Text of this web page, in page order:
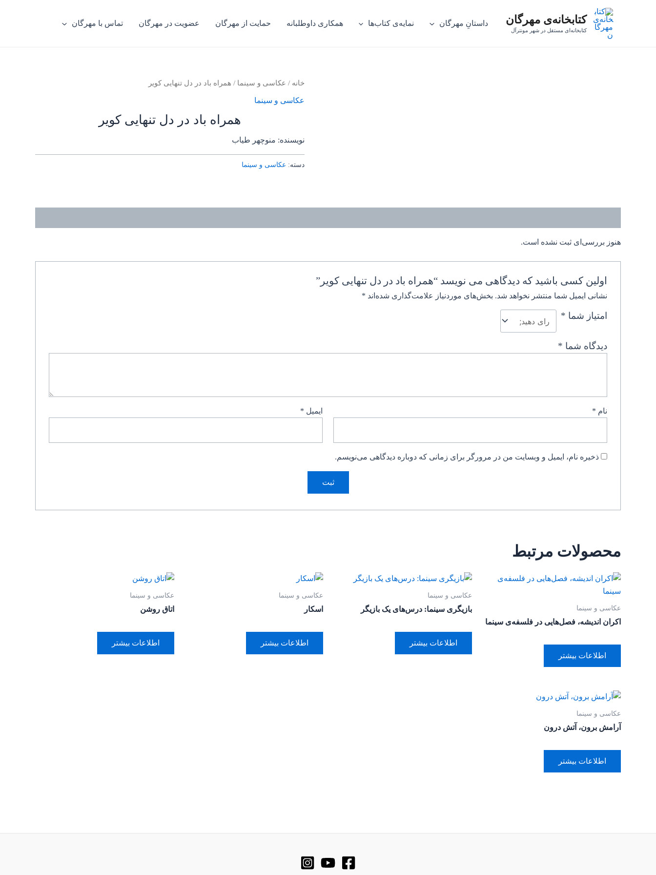
کتابخانه‌ی مهرگان
کتابخانه‌ای مستقل در شهر مونترآل
داستانِ مهرگان نمایه‌ی کتاب‌ها همکاری داوطلبانه حمایت از مهرگان عضویت در مهرگان تماس با مهرگان
خانه / عکاسی و سینما / همراه باد در دل تنهایی کویر
عکاسی و سینما
همراه باد در دل تنهایی کویر
نویسنده: منوچهر طیاب
دسته: عکاسی و سینما
هنوز بررسی‌ای ثبت نشده است.
اولین کسی باشید که دیدگاهی می نویسد “همراه باد در دل تنهایی کویر”
نشانی ایمیل شما منتشر نخواهد شد. بخش‌های موردنیاز علامت‌گذاری شده‌اند *
امتیاز شما *
دیدگاه شما *
نام * ایمیل *
ذخیره نام، ایمیل و وبسایت من در مرورگر برای زمانی که دوباره دیدگاهی می‌نویسم.
محصولات مرتبط
عکاسی و سینما
اکران اندیشه، فصل‌هایی در فلسفه‌ی سینما
اطلاعات بیشتر
عکاسی و سینما
بازیگری سینما: درس‌های یک بازیگر
اطلاعات بیشتر
عکاسی و سینما
اسکار
اطلاعات بیشتر
عکاسی و سینما
اتاق روشن
اطلاعات بیشتر
عکاسی و سینما
آرامش برون، آتش درون
اطلاعات بیشتر